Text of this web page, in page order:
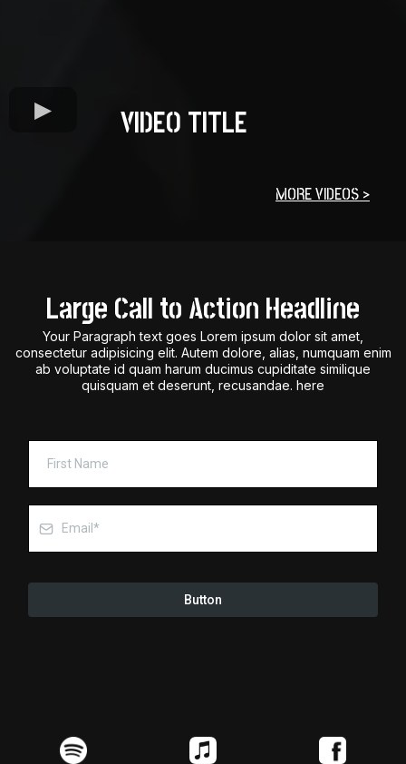
VIDEO TITLE
MORE VIDEOS >
Large Call to Action Headline
Your Paragraph text goes Lorem ipsum dolor sit amet,
consectetur adipisicing elit. Autem dolore, alias, numquam enim
ab voluptate id quam harum ducimus cupiditate similique
quisquam et deserunt, recusandae. here
Button